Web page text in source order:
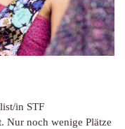
in STF
Nur noch wenige Plätze